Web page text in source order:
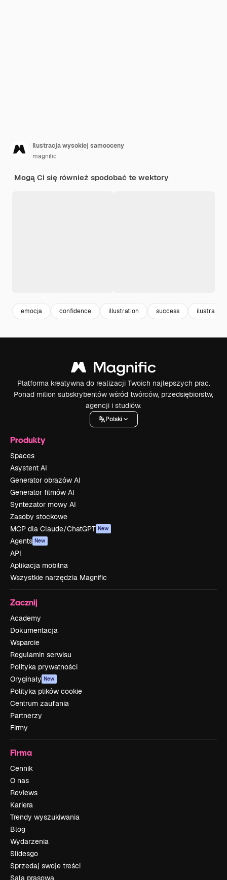
Ilustracja wysokiej samooceny
magnific
Mogą Ci się również spodobać te wektory
emocja confidence illustration success ilustracje
Platforma kreatywna do realizacji Twoich najlepszych prac.
Ponad milion subskrybentów wśród twórców, przedsiębiorstw,
agencji i studiów.
Polski
Produkty
Spaces
Asystent AI
Generator obrazów AI
Generator filmów AI
Syntezator mowy AI
Zasoby stockowe
MCP dla Claude/ChatGPT New
Agents New
API
Aplikacja mobilna
Wszystkie narzędzia Magnific
Zacznij
Academy
Dokumentacja
Wsparcie
Regulamin serwisu
Polityka prywatności
Oryginały New
Polityka plików cookie
Centrum zaufania
Partnerzy
Firmy
Firma
Cennik
O nas
Reviews
Kariera
Trendy wyszukiwania
Blog
Wydarzenia
Slidesgo
Sprzedaj swoje treści
Sala prasowa